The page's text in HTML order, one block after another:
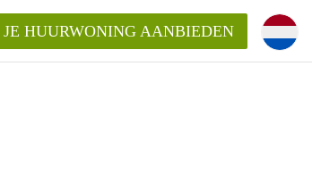
JE HUURWONING AANBIEDEN